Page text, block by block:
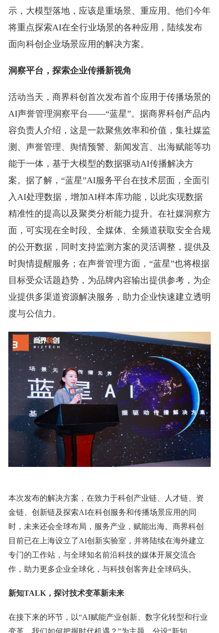
示，大模型落地，应该是重场景、重应用。他们今年
将重点探索AI在全行业场景的各种应用，陆续发布
面向科创企业场景应用的解决方案。
洞察平台， 探索企业传播新视角
活动当天，商界科创首次发布首个应用于传播场景的
AI声誉管理洞察平台——“蓝星”。据商界科创产品内
容负责人介绍，这是一款聚焦效率和价值，集社媒监
测、声誉管理、舆情预警、新闻发言、出海赋能等功
能于一体，基于大模型的数据驱动AI传播解决方
案。据了解，“蓝星”AI服务平台在技术层面，全面引
入AI处理数据，增加AI样本库功能，以此实现数据
精准性的提高以及聚类分析能力提升。在社媒洞察方
面，可实现在全时段、全媒体、全频道获取安全合规
的公开数据，同时支持监测方案的灵活调整，提供及
时舆情提醒服务；在声誉管理方面，“蓝星”也将根据
目标受众话题趋势，为品牌内容输出提供参考，为企
业提供多渠道资源解决服务，助力企业快速建立透明
度与公信力。
本次发布的解决方案，在致力于科创产业链、人才链、资
金链、创新链及探索AI在科创服务和传播场景应用的同
时，未来还会全球布局，服务产业，赋能出海。商界科创
目前已在上海设立了AI创新实验室，并将陆续在海外建立
专门的工作站，与全球知名前沿科技的媒体开展交流合
作，助力更多企业全球化，与科技创客奔赴全球码头。
新知TALK， 探讨技术变革新未来
在接下来的环节，以“AI赋能产业创新、数字化转型和行业